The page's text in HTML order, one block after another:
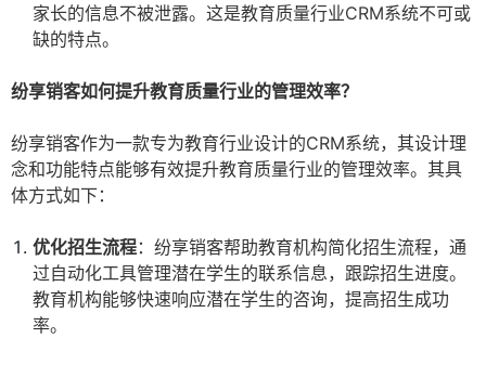
家长的信息不被泄露。这是教育质量行业CRM系统不可或
缺的特点。
纷享销客如何提升教育质量行业的管理效率？
纷享销客作为一款专为教育行业设计的CRM系统，其设计理
念和功能特点能够有效提升教育质量行业的管理效率。其具
体方式如下：
优化招生流程：纷享销客帮助教育机构简化招生流程，通
过自动化工具管理潜在学生的联系信息，跟踪招生进度。
教育机构能够快速响应潜在学生的咨询，提高招生成功
率。